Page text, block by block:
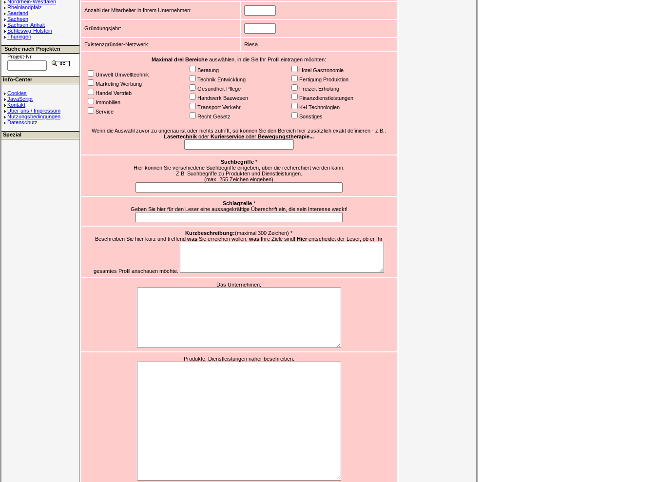
Nordrhein-Westfalen
Rheinlandpfalz
Saarland
Sachsen
Sachsen-Anhalt
Schleswig-Holstein
Thüringen
Suche nach Projekten
Projekt-Nr
Info-Center
Cookies
JavaScript
Kontakt
Über uns / Impressum
Nutzungsbedingungen
Datenschutz
Spezial
Anzahl der Mitarbeiter in Ihrem Unternehmen:
Gründungsjahr:
Existenzgründer-Netzwerk: Riesa
Maximal drei Bereiche auswählen, in die Sie Ihr Profil eintragen möchten:
Umwelt Umwelttechnik
Marketing Werbung
Handel Vertrieb
Immobilien
Service
Beratung
Technik Entwicklung
Gesundheit Pflege
Handwerk Bauwesen
Transport Verkehr
Recht Gesetz
Hotel Gastronomie
Fertigung Produktion
Freizeit Erholung
Finanzdienstleistungen
K+I Technologien
Sonstiges
Wenn die Auswahl zuvor zu ungenau ist oder nichts zutrifft, so können Sie den Bereich hier zusätzlich exakt definieren - z.B.:
Lasertechnik oder Kurierservice oder Bewegungstherapie...
Suchbegriffe*
Hier können Sie verschiedene Suchbegriffe eingeben, über die recherchiert werden kann.
Z.B. Suchbegriffe zu Produkten und Dienstleistungen.
(max. 255 Zeichen eingeben)
Schlagzeile *
Geben Sie hier für den Leser eine aussagekräftige Überschrift ein, die sein Interesse weckt!
Kurzbeschreibung:(maximal 300 Zeichen) *
Beschreiben Sie hier kurz und treffend was Sie erreichen wollen, was Ihre Ziele sind! Hierentscheidet der Leser, ob er Ihr
gesamtes Profil anschauen möchte.
Das Unternehmen:
Produkte, Dienstleistungen näher beschreiben: